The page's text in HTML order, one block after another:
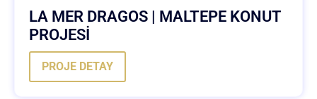
LA MER DRAGOS | MALTEPE KONUT
PROJESİ
PROJE DETAY